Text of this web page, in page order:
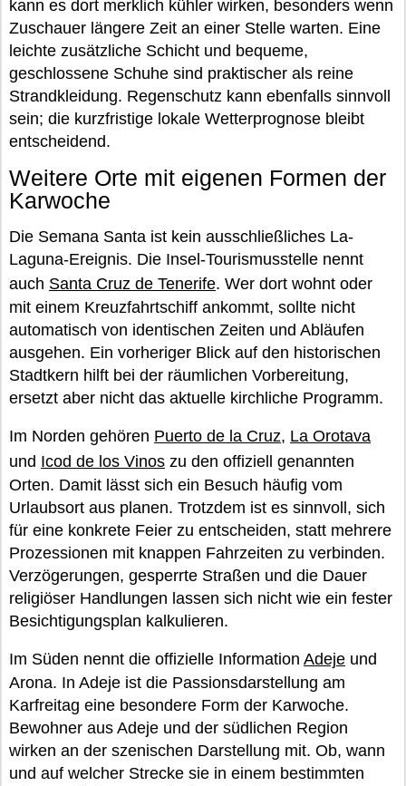
kann es dort merklich kühler wirken, besonders wenn
Zuschauer längere Zeit an einer Stelle warten. Eine
leichte zusätzliche Schicht und bequeme,
geschlossene Schuhe sind praktischer als reine
Strandkleidung. Regenschutz kann ebenfalls sinnvoll
sein; die kurzfristige lokale Wetterprognose bleibt
entscheidend.
Weitere Orte mit eigenen Formen der
Karwoche
Die Semana Santa ist kein ausschließliches La-
Laguna-Ereignis. Die Insel-Tourismusstelle nennt
auch Santa Cruz de Tenerife. Wer dort wohnt oder
mit einem Kreuzfahrtschiff ankommt, sollte nicht
automatisch von identischen Zeiten und Abläufen
ausgehen. Ein vorheriger Blick auf den historischen
Stadtkern hilft bei der räumlichen Vorbereitung,
ersetzt aber nicht das aktuelle kirchliche Programm.
Im Norden gehören Puerto de la Cruz, La Orotava
und Icod de los Vinos zu den offiziell genannten
Orten. Damit lässt sich ein Besuch häufig vom
Urlaubsort aus planen. Trotzdem ist es sinnvoll, sich
für eine konkrete Feier zu entscheiden, statt mehrere
Prozessionen mit knappen Fahrzeiten zu verbinden.
Verzögerungen, gesperrte Straßen und die Dauer
religiöser Handlungen lassen sich nicht wie ein fester
Besichtigungsplan kalkulieren.
Im Süden nennt die offizielle Information Adeje und
Arona. In Adeje ist die Passionsdarstellung am
Karfreitag eine besondere Form der Karwoche.
Bewohner aus Adeje und der südlichen Region
wirken an der szenischen Darstellung mit. Ob, wann
und auf welcher Strecke sie in einem bestimmten